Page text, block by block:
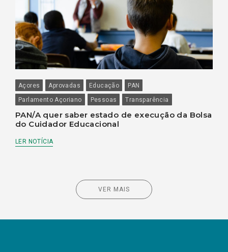
Açores Aprovadas Educação
PAN
Parlamento Açoriano
Pessoas Transparência
PAN/A quer saber estado de execução da Bolsa
do Cuidador Educacional
LER NOTÍCIA
VER MAIS